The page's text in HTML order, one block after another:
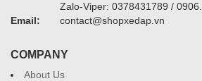
Zalo-Viper: 0378431789 /
Email:
contact@shopxedap.vn
COMPANY
About Us